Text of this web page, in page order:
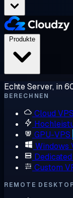
Echte Server, in
BERECHNEN
Cloud VPS
GPU-VPS
Windows
Custom
REMOTE